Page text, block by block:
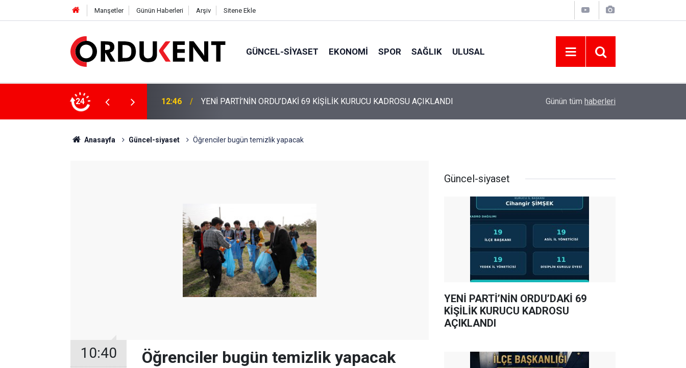
Manşetler Günün Haberleri Arşiv Sitene Ekle
GÜNCEL-SIYASET EKONOMI SPOR SAĞLIK ULUSAL
24
KURUCU KADROSU AÇIKLANDI 12:22 YENİ PARTİ ALTINORDU’DA KURUCU YÖNETİMİNİ AÇIKLADI ORDU ASKF’DEN İŞ DÜNYASINA AMATÖR
Günün tüm haberleri
Anasayfa Güncel-siyaset Öğrenciler bugün temizlik yapacak
10:40 Öğrenciler bugün temizlik yapacak
Güncel-siyaset
YENİ PARTİ’NİN ORDU’DAKİ 69
KİŞİLİK KURUCU KADROSU
AÇIKLANDI